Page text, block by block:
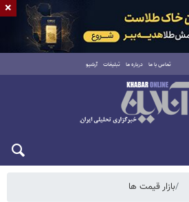
تماس با ما درباره ما تبلیغات آرشیو
بازار قیمت ها
×